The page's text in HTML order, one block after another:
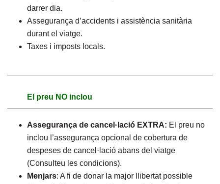
darrer dia.
Assegurança d’accidents i assistència sanitària
durant el viatge.
Taxes i imposts locals.
El preu NO inclou
Assegurança de cancel·lació EXTRA: El preu no
inclou l’assegurança opcional de cobertura de
despeses de cancel·lació abans del viatge
(Consulteu les condicions).
Menjars: A fi de donar la major llibertat possible